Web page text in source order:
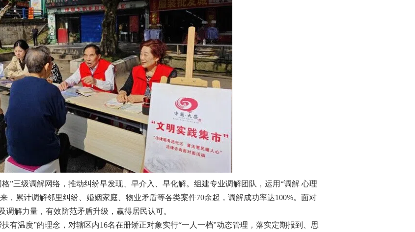
级调解网络，推动纠纷早发现、早介入、早化解。组建专业调解团队，运用“调解 心理
，累计调解邻里纠纷、婚姻家庭、物业矛盾等各类案件70余起，调解成功率达100%。面对
解力量，有效防范矛盾升级，赢得居民认可。
温度”的理念，对辖区内16名在册矫正对象实行“一人一档”动态管理，落实定期报到、思